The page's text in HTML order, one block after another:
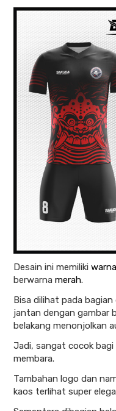
Desain ini memiliki
berwarna merah.
Bisa dilihat pada
jantan dengan gambar
belakang menonjolkan
Jadi, sangat cocok bagi
membara.
Tambahan logo dan
kaos terlihat super